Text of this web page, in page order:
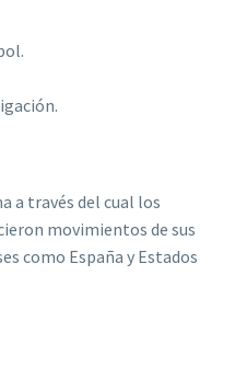
a través del cual los
movimientos de sus
como España y Estados